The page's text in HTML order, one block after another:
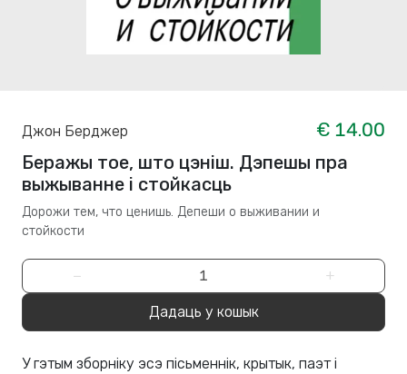
Джон Берджер
€ 14.00
Беражы тое, што цэніш. Дэпешы пра
выжыванне і стойкасць
Дорожи тем, что ценишь. Депеши о выживании и
стойкости
− +
Дадаць у кошык
У гэтым зборніку эсэ пісьменнік, крытык, паэт і